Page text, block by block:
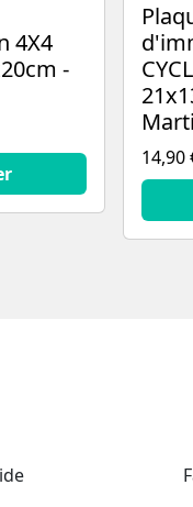
4X4
-
14,90
14.9